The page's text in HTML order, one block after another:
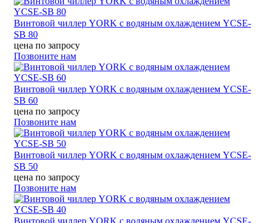
Винтовой чиллер YORK с водяным охлаждением YCSE-
SB 80
цена по запросу
Позвоните нам
Винтовой чиллер YORK с водяным охлаждением YCSE-
SB 60
цена по запросу
Позвоните нам
Винтовой чиллер YORK с водяным охлаждением YCSE-
SB 50
цена по запросу
Позвоните нам
Винтовой чиллер YORK с водяным охлаждением YCSE-